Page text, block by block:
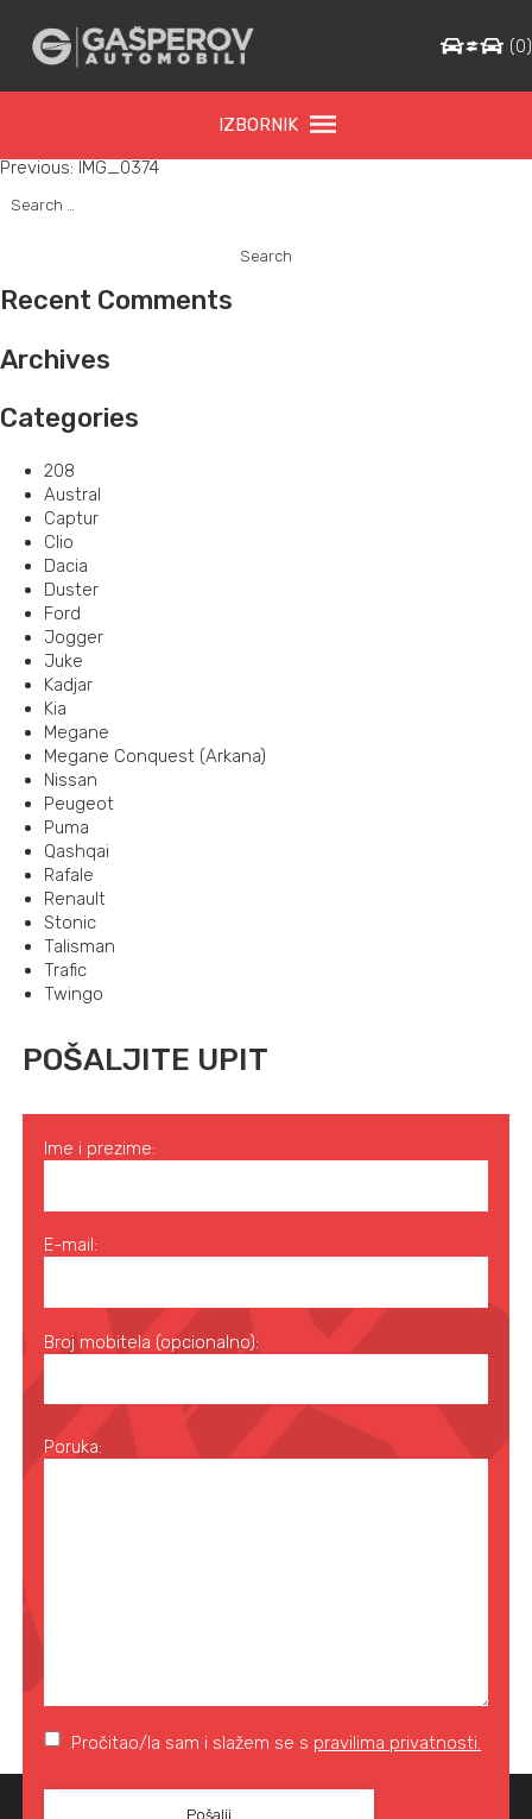
IZBORNIK
(0)
Post
navigation
Previous: IMG_0374
for:
Recent Comments
Archives
Categories
208
Austral
Captur
Clio
Dacia
Duster
Ford
Jogger
Juke
Kadjar
Kia
Megane
Megane Conquest (Arkana)
Nissan
Peugeot
Puma
Qashqai
Rafale
Renault
Stonic
Talisman
Trafic
Twingo
POŠALJITE UPIT
Ime i prezime:
E-mail:
Broj mobitela (opcionalno):
Poruka:
Pročitao/la sam i slažem se s pravilima privatnosti.